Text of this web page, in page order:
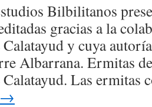
Bilbilitanos
gracias a la
y cuya
Albarrana. Ermitas
Las ermitas
→